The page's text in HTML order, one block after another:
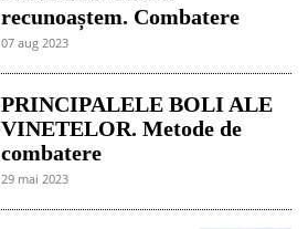
recunoaștem. Combatere
07 aug 2023
PRINCIPALELE BOLI ALE
VINETELOR. Metode de
combatere
29 mai 2023